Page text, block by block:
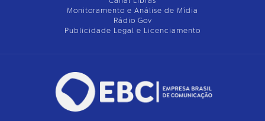
Monitoramento e Análise de Mídia
Rádio Gov
Publicidade Legal e Licenciamento